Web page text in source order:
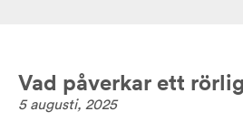
Vad påverkar ett
5 augusti, 2025